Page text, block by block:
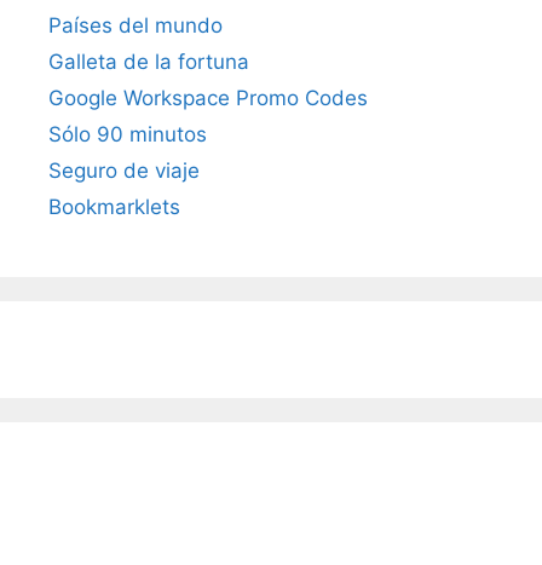
Países del mundo
Galleta de la fortuna
Google Workspace Promo Codes
Sólo 90 minutos
Seguro de viaje
Bookmarklets